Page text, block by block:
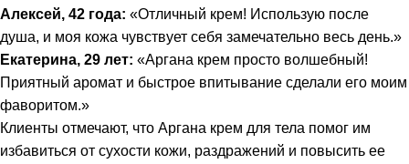
Алексей, 42 года: «Отличный крем! Использую после
душа, и моя кожа чувствует себя замечательно весь день.»
Екатерина, 29 лет: «Аргана крем просто волшебный!
Приятный аромат и быстрое впитывание сделали его моим
фаворитом.»
Клиенты отмечают, что Аргана крем для тела помог им
избавиться от сухости кожи, раздражений и повысить ее